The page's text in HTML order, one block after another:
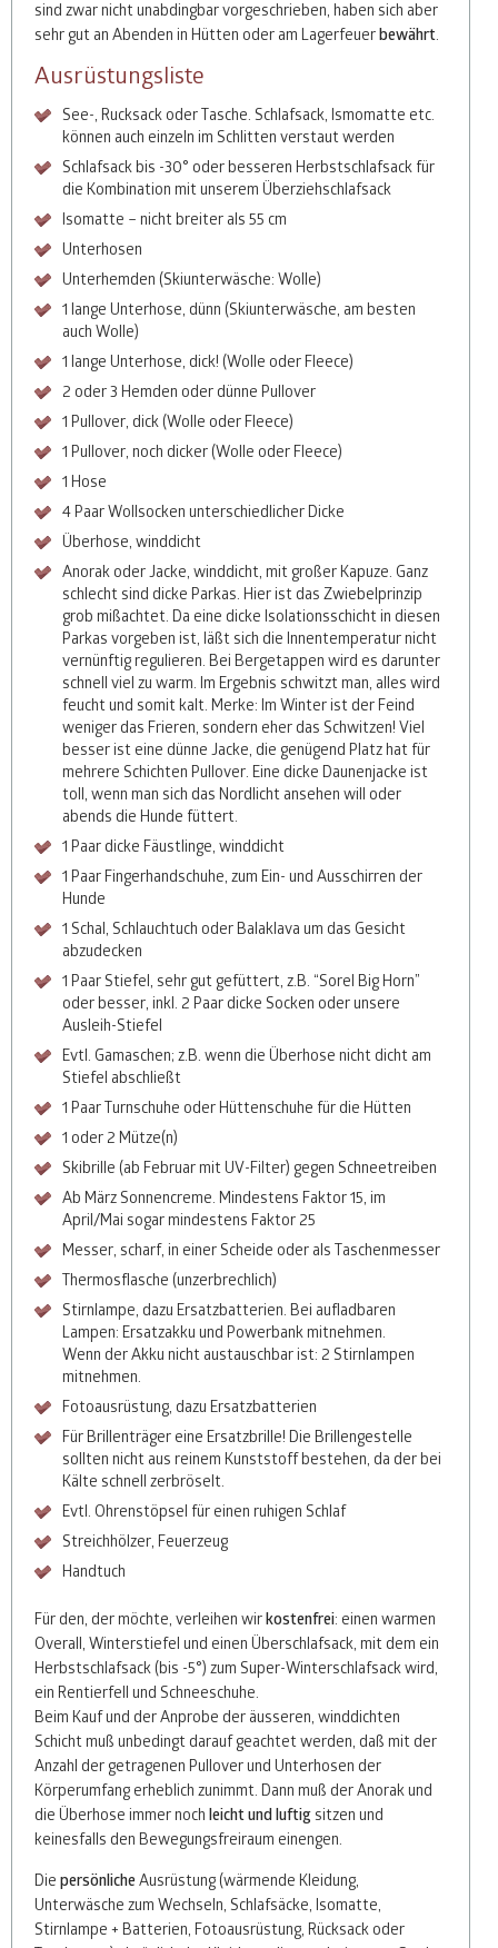
sind zwar nicht unabdingbar vorgeschrieben, haben sich aber
sehr gut an Abenden in Hütten oder am Lagerfeuer bewährt.
Ausrüstungsliste
See-, Rucksack oder Tasche. Schlafsack, Ismomatte etc.
können auch einzeln im Schlitten verstaut werden
Schlafsack bis -30° oder besseren Herbstschlafsack für
die Kombination mit unserem Überziehschlafsack
Isomatte – nicht breiter als 55 cm
Unterhosen
Unterhemden (Skiunterwäsche: Wolle)
1 lange Unterhose, dünn (Skiunterwäsche, am besten
auch Wolle)
1 lange Unterhose, dick! (Wolle oder Fleece)
2 oder 3 Hemden oder dünne Pullover
1 Pullover, dick (Wolle oder Fleece)
1 Pullover, noch dicker (Wolle oder Fleece)
1 Hose
4 Paar Wollsocken unterschiedlicher Dicke
Überhose, winddicht
Anorak oder Jacke, winddicht, mit großer Kapuze. Ganz
schlecht sind dicke Parkas. Hier ist das Zwiebelprinzip
grob mißachtet. Da eine dicke Isolationsschicht in diesen
Parkas vorgeben ist, läßt sich die Innentemperatur nicht
vernünftig regulieren. Bei Bergetappen wird es darunter
schnell viel zu warm. Im Ergebnis schwitzt man, alles wird
feucht und somit kalt. Merke: Im Winter ist der Feind
weniger das Frieren, sondern eher das Schwitzen! Viel
besser ist eine dünne Jacke, die genügend Platz hat für
mehrere Schichten Pullover. Eine dicke Daunenjacke ist
toll, wenn man sich das Nordlicht ansehen will oder
abends die Hunde füttert.
1 Paar dicke Fäustlinge, winddicht
1 Paar Fingerhandschuhe, zum Ein- und Ausschirren der
Hunde
1 Schal, Schlauchtuch oder Balaklava um das Gesicht
abzudecken
1 Paar Stiefel, sehr gut gefüttert, z.B. “Sorel Big Horn”
oder besser, inkl. 2 Paar dicke Socken oder unsere
Ausleih-Stiefel
Evtl. Gamaschen; z.B. wenn die Überhose nicht dicht am
Stiefel abschließt
1 Paar Turnschuhe oder Hüttenschuhe für die Hütten
1 oder 2 Mütze(n)
Skibrille (ab Februar mit UV-Filter) gegen Schneetreiben
Ab März Sonnencreme. Mindestens Faktor 15, im
April/Mai sogar mindestens Faktor 25
Messer, scharf, in einer Scheide oder als Taschenmesser
Thermosflasche (unzerbrechlich)
Stirnlampe, dazu Ersatzbatterien. Bei aufladbaren
Lampen: Ersatzakku und Powerbank mitnehmen.
Wenn der Akku nicht austauschbar ist: 2 Stirnlampen
mitnehmen.
Fotoausrüstung, dazu Ersatzbatterien
Für Brillenträger eine Ersatzbrille! Die Brillengestelle
sollten nicht aus reinem Kunststoff bestehen, da der bei
Kälte schnell zerbröselt.
Evtl. Ohrenstöpsel für einen ruhigen Schlaf
Streichhölzer, Feuerzeug
Handtuch
Für den, der möchte, verleihen wir kostenfrei: einen warmen
Overall, Winterstiefel und einen Überschlafsack, mit dem ein
Herbstschlafsack (bis -5°) zum Super-Winterschlafsack wird,
ein Rentierfell und Schneeschuhe.
Beim Kauf und der Anprobe der äusseren, winddichten
Schicht muß unbedingt darauf geachtet werden, daß mit der
Anzahl der getragenen Pullover und Unterhosen der
Körperumfang erheblich zunimmt. Dann muß der Anorak und
die Überhose immer noch leicht und luftigsitzen und
keinesfalls den Bewegungsfreiraum einengen.
Die persönliche Ausrüstung (wärmende Kleidung,
Unterwäsche zum Wechseln, Schlafsäcke, Isomatte,
Stirnlampe + Batterien, Fotoausrüstung, Rücksack oder